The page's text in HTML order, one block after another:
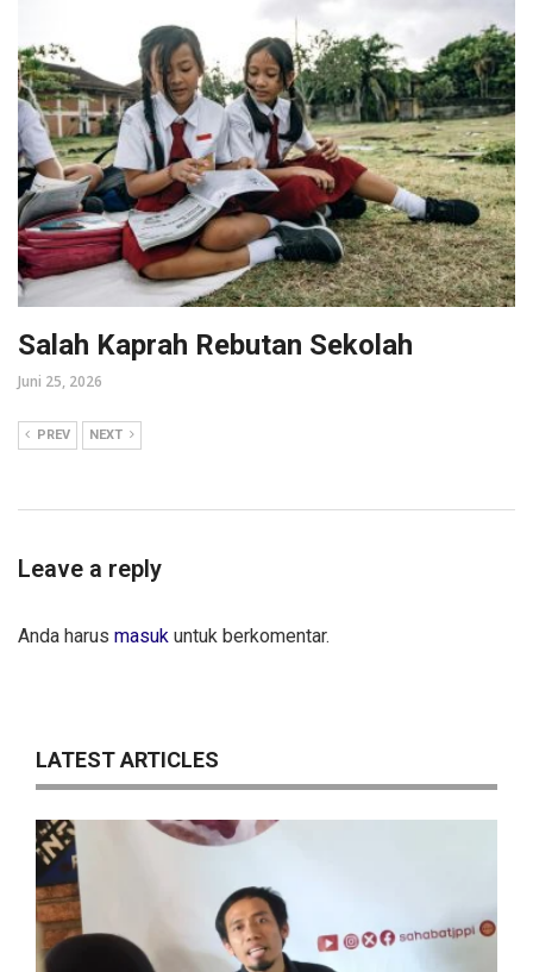
Salah Kaprah Rebutan Sekolah
Juni 25, 2026
PREV NEXT
Leave a reply
Anda harus masuk untuk berkomentar.
LATEST ARTICLES